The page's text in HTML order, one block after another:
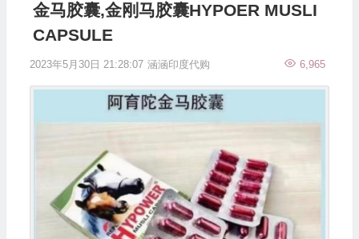
金马胶囊,金刚马胶囊HYPOER MUSLI
CAPSULE
2023年5月30日 21:28:07 涵涵印度代购 6,965